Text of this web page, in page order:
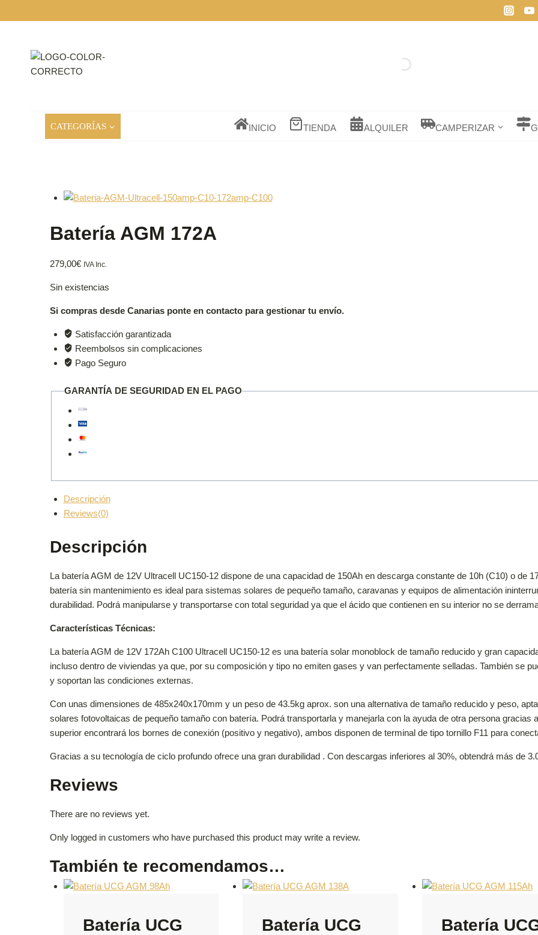
al
CATEGORÍAS INICIO TIENDA ALQUILER CAMPERIZAR
Batería AGM 172A
279,00€ IVA Inc.
Sin existencias
Si compras desde Canarias ponte en contacto para gestionar tu envío.
Satisfacción garantizada
Reembolsos sin complicaciones
Pago Seguro
GARANTÍA DE SEGURIDAD EN EL PAGO
Descripción
Reviews(0)
Descripción
La batería AGM de 12V Ultracell UC150-12 dispone de una capacidad de 150Ah en descarga constante de 10h (C10) o de
batería sin mantenimiento es ideal para sistemas solares de pequeño tamaño, caravanas y equipos de alimentación
durabilidad. Podrá manipularse y transportarse con total seguridad ya que el ácido que contienen en su interior no se
Características Técnicas:
La batería AGM de 12V 172Ah C100 Ultracell UC150-12 es una batería solar monoblock de tamaño reducido y gran
incluso dentro de viviendas ya que, por su composición y tipo no emiten gases y van perfectamente selladas. También se
y soportan las condiciones externas.
Con unas dimensiones de 485x240x170mm y un peso de 43.5kg aprox. son una alternativa de tamaño reducido y peso,
solares fotovoltaicas de pequeño tamaño con batería. Podrá transportarla y manejarla con la ayuda de otra persona
superior encontrará los bornes de conexión (positivo y negativo), ambos disponen de terminal de tipo tornillo F11 para
Gracias a su tecnología de ciclo profundo ofrece una gran durabilidad . Con descargas inferiores al 30%, obtendrá más de
Reviews
There are no reviews yet.
Only logged in customers who have purchased this product may write a review.
También te recomendamos…
Batería UCG
Batería UCG
Batería